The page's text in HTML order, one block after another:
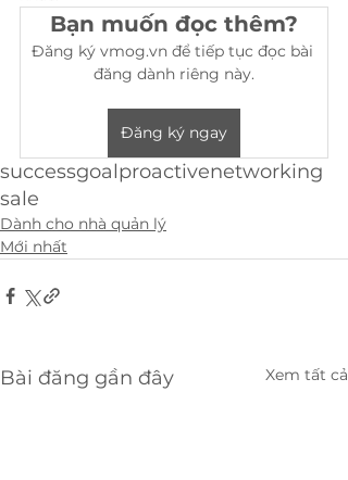
Bạn muốn đọc thêm?
Đăng ký vmog.vn để tiếp tục đọc bài
đăng dành riêng này.
Đăng ký ngay
successgoalproactivenetworking
sale
Dành cho nhà quản lý
Mới nhất
Bài đăng gần đây Xem tất cả